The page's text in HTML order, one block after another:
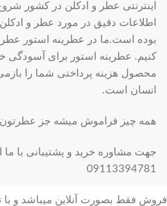
اینترنتی عطر و ادکلن در کشور
اطلاعات دقیق در مورد عطر و
بوده است.ما در عطرینه استور
کنیم. عطرینه استور برای
محصول هزینه پرداختی شما را
انسان است.
همه چیز فراموش میشه جز عطرتون
جهت مشاوره خرید و پشتیبانی با
09113394781
فروش فقط بصورت آنلاین میباشد و